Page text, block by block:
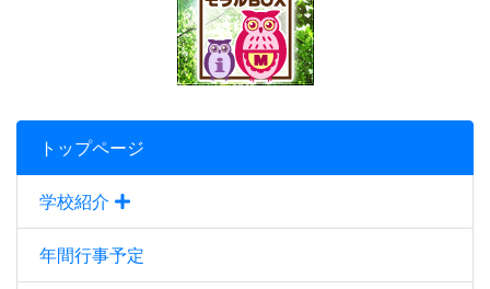
トップページ
学校紹介
年間行事予定